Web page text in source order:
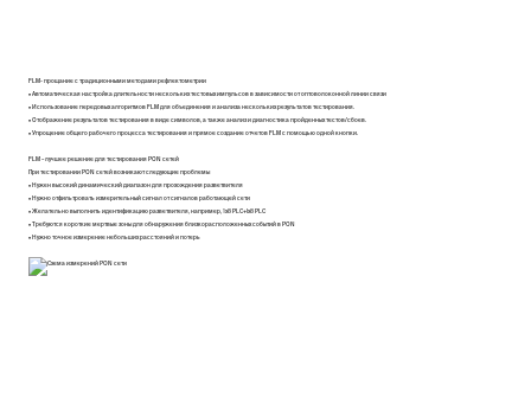
FLM- прощание с традиционными методами рефлектометрии
• Автоматическая настройка длительности нескольких тестовых импульсов в зависимости от оптоволоконной линии связи
• Использование передовых алгоритмов FLM для объединения и анализа нескольких результатов тестирования.
• Отображение результатов тестирования в виде символов, а также анализ и диагностика пройденных тестов/сбоев.
• Упрощение общего рабочего процесса тестирования и прямое создание отчетов FLM с помощью одной кнопки.
FLM – лучшее решение для тестирования PON сетей
При тестировании PON сетей возникают следующие проблемы
• Нужен высокий динамический диапазон для прохождения разветвителя
• Нужно отфильтровать измерительный сигнал от сигналов работающей сети
• Желательно выполнить идентификацию разветвителя, например, 1x8 PLC+lx8 PLC
• Требуются короткие мертвые зоны для обнаружения близкорасположенных событий в PON
• Нужно точное измерение небольших расстояний и потерь